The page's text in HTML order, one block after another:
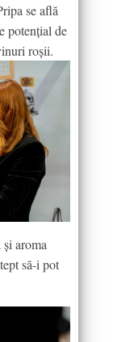
se află
potențial de
roșii.
și aroma
să-i pot